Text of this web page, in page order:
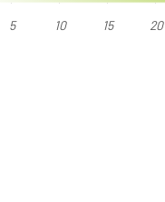
5 10 15 20